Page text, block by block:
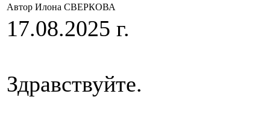
Автор Илона СВЕРКОВА
17.08.2025 г.
Здравствуйте.